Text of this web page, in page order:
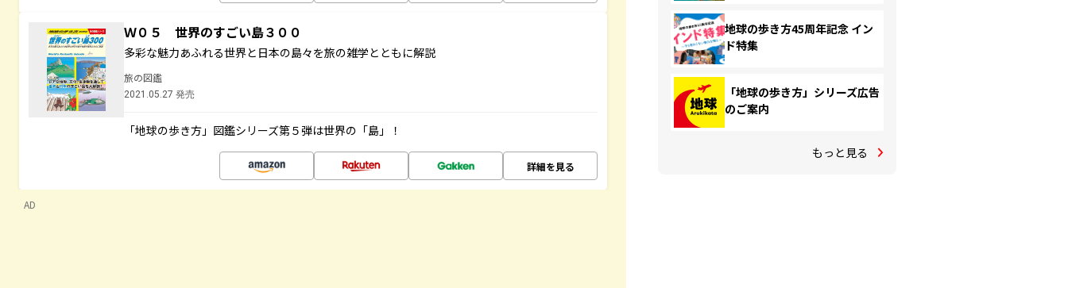
Ｗ０５ 世界のすごい島３００
多彩な魅力あふれる世界と日本の島々を旅の雑学とともに解説
旅の図鑑
2021.05.27 発売
「地球の歩き方」図鑑シリーズ第５弾は世界の「島」！
詳細を見る
AD
地球の歩き方45周年記念 イン
ド特集
「地球の歩き方」シリーズ広告
のご案内
もっと見る